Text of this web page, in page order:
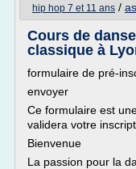
hip hop 7 et 11 ans /
Cours de
classique à
formulaire de pré-
envoyer
Ce formulaire est
validera votre
Bienvenue
La passion pour la